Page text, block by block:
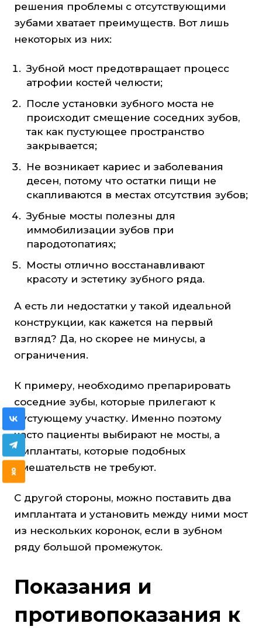
решения проблемы с отсутствующими
зубами хватает преимуществ. Вот лишь
некоторых из них:
Зубной мост предотвращает процесс
атрофии костей челюсти;
После установки зубного моста не
происходит смещение соседних зубов,
так как пустующее пространство
закрывается;
Не возникает кариес и заболевания
десен, потому что остатки пищи не
скапливаются в местах отсутствия зубов;
Зубные мосты полезны для
иммобилизации зубов при
пародотопатиях;
Мосты отлично восстанавливают
красоту и эстетику зубного ряда.
А есть ли недостатки у такой идеальной
конструкции, как кажется на первый
взгляд? Да, но скорее не минусы, а
ограничения.
К примеру, необходимо препарировать
соседние зубы, которые прилегают к
пустующему участку. Именно поэтому
часто пациенты выбирают не мосты, а
имплантаты, которые подобных
вмешательств не требуют.
С другой стороны, можно поставить два
имплантата и установить между ними мост
из нескольких коронок, если в зубном
ряду большой промежуток.
Показания и
противопоказания к